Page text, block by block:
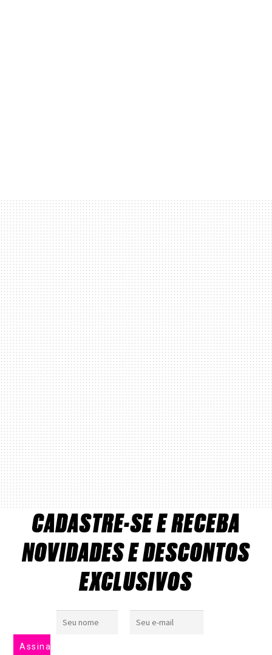
CADASTRE-SE E RECEBA
NOVIDADES E DESCONTOS
EXCLUSIVOS